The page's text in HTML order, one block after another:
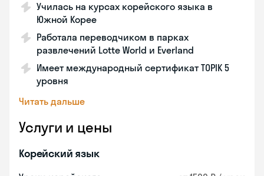
Училась на курсах корейского языка в
Южной Корее
Работала переводчиком в парках
развлечений Lotte World и Everland
Имеет международный сертификат TOPIK 5
уровня
Читать дальше
Услуги и цены
Корейский язык